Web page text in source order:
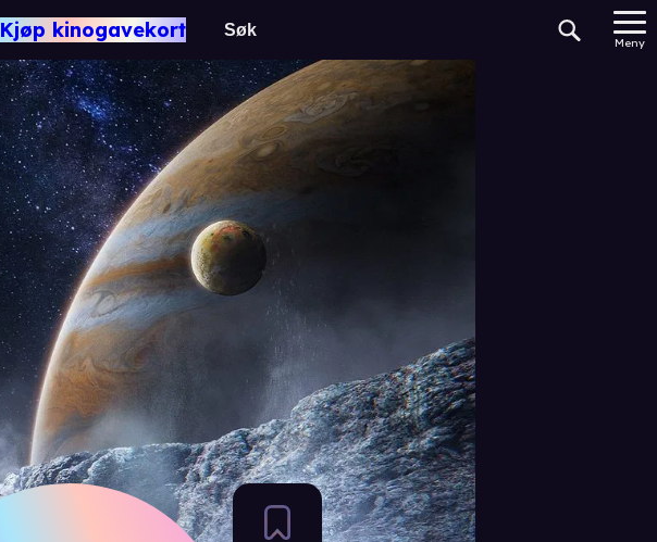
Kjøp kinogavekort
Meny